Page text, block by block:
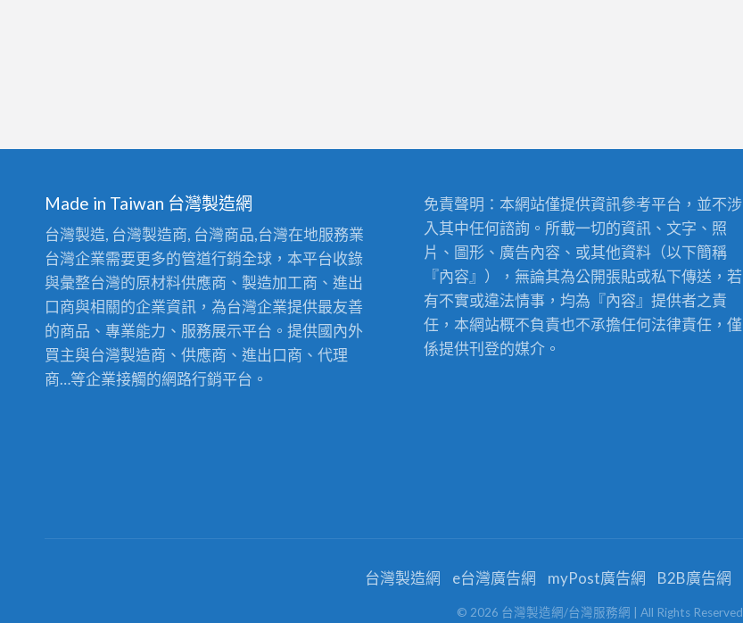
Made in Taiwan 台灣製造網
台灣製造, 台灣製造商, 台灣商品,台灣在地服務業
台灣企業需要更多的管道行銷全球，本平台收錄
與彙整台灣的原材料供應商、製造加工商、進出
口商與相關的企業資訊，為台灣企業提供最友善
的商品、專業能力、服務展示平台。提供國內外
買主與台灣製造商、供應商、進出口商、代理
商…等企業接觸的網路行銷平台。
免責聲明：本網站僅提供資訊參考平台，並不涉
入其中任何諮詢。所載一切的資訊、文字、照
片、圖形、廣告內容、或其他資料（以下簡稱
『內容』），無論其為公開張貼或私下傳送，若
有不實或違法情事，均為『內容』提供者之責
任，本網站概不負責也不承擔任何法律責任，僅
係提供刊登的媒介。
台灣製造網 e台灣廣告網 myPost廣告網 B2B廣告網
© 2026 台灣製造網/台灣服務網 | All Rights Reserved